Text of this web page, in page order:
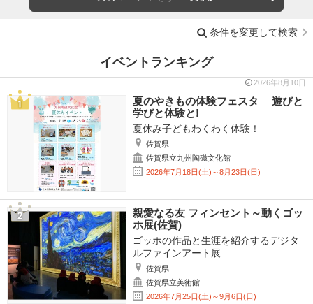
条件を変更して検索
イベントランキング
2026年8月10日
夏のやきもの体験フェスタ 遊びと
学びと体験と!
夏休み子どもわくわく体験！
佐賀県
佐賀県立九州陶磁文化館
2026年7月18日(土)～8月23日(日)
親愛なる友 フィンセント～動くゴッ
ホ展(佐賀)
ゴッホの作品と生涯を紹介するデジタ
ルファインアート展
佐賀県
佐賀県立美術館
2026年7月25日(土)～9月6日(日)